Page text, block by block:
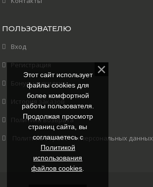
ПОЛЬЗОВАТЕЛЮ
Вход
Регистрация
Бонусы и скидки
История заказов
Политика возврата
Политика обработки персональных данных
Этот сайт использует
файлы cookies для
более комфортной
работы пользователя.
Продолжая просмотр
страниц сайта, вы
соглашаетесь с
Политикой
использования
файлов cookies